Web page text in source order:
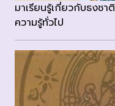
มาเรียนรู้เกี่ยวกับธงชา
ความรู้ทั่วไป